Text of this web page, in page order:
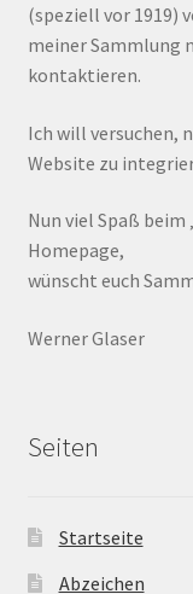
(speziell vor 1919)
meiner Sammlung
kontaktieren.
Ich will versuchen,
Website zu
Nun viel Spaß
Homepage,
wünscht euch
Werner Glaser
Seiten
Startseite
Abzeichen